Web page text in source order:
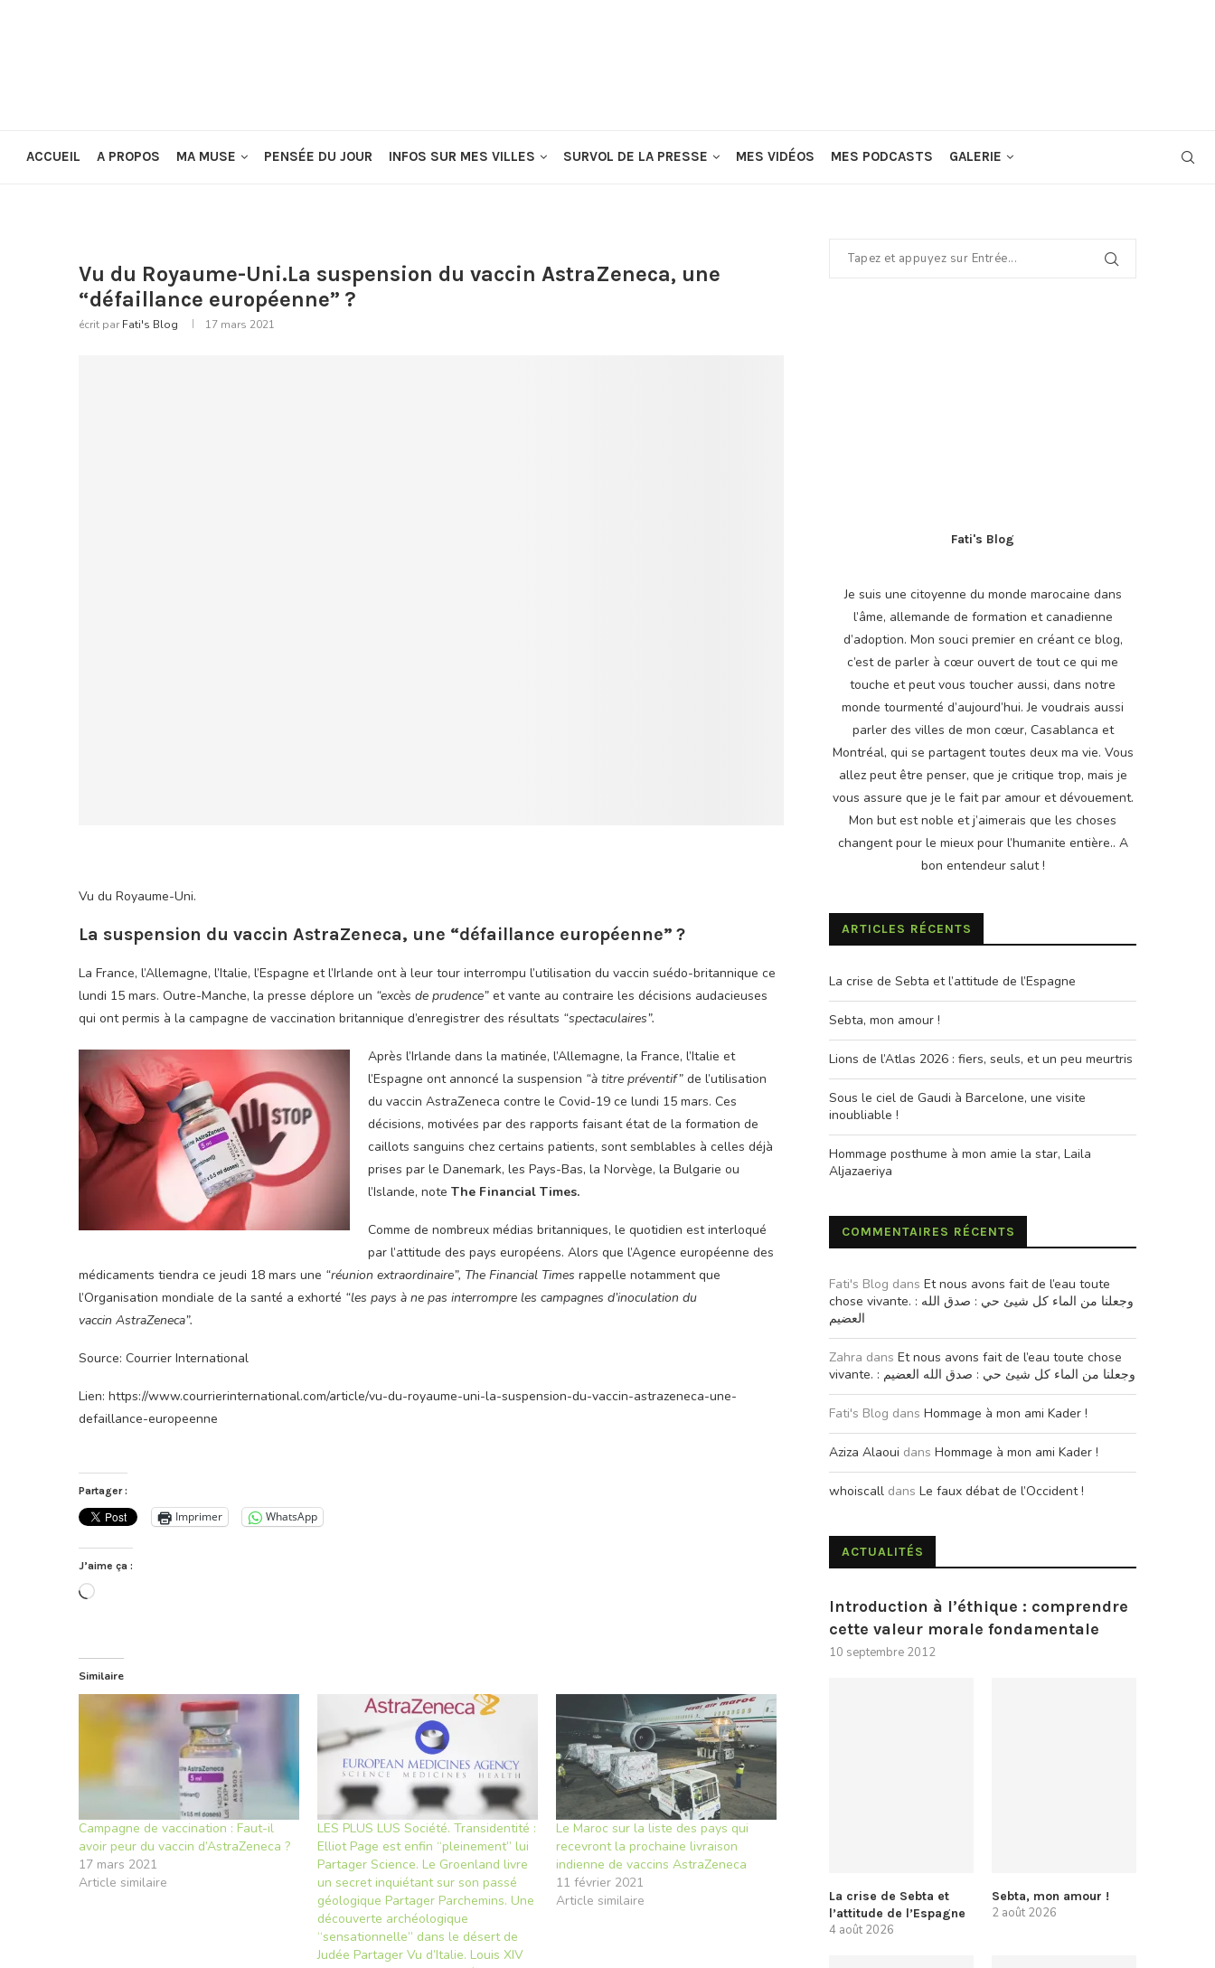
ACCUEIL A PROPOS MA MUSE PENSÉE DU JOUR INFOS SUR MES VILLES SURVOL DE LA PRESSE MES VIDÉOS MES PODCASTS GALERIE
Vu du Royaume-Uni.La suspension du vaccin AstraZeneca, une
“défaillance européenne” ?
écrit par Fati's Blog 17 mars 2021
Vu du Royaume-Uni.
La suspension du vaccin AstraZeneca, une “défaillance européenne” ?
La France, l’Allemagne, l’Italie, l’Espagne et l’Irlande ont à leur tour interrompu l’utilisation du vaccin suédo-britannique ce
lundi 15 mars. Outre-Manche, la presse déplore un “excès de prudence” et vante au contraire les décisions audacieuses
qui ont permis à la campagne de vaccination britannique d’enregistrer des résultats “spectaculaires”.
Après l’Irlande dans la matinée, l’Allemagne, la France, l’Italie et
l’Espagne ont annoncé la suspension “à titre préventif” de l’utilisation
du vaccin AstraZeneca contre le Covid-19 ce lundi 15 mars. Ces
décisions, motivées par des rapports faisant état de la formation de
caillots sanguins chez certains patients, sont semblables à celles déjà
prises par le Danemark, les Pays-Bas, la Norvège, la Bulgarie ou
l’Islande, note The Financial Times.
Comme de nombreux médias britanniques, le quotidien est interloqué
par l’attitude des pays européens. Alors que l’Agence européenne des
médicaments tiendra ce jeudi 18 mars une “réunion extraordinaire”, The Financial Times rappelle notamment que
l’Organisation mondiale de la santé a exhorté “les pays à ne pas interrompre les campagnes d’inoculation du
vaccin AstraZeneca”.
Source: Courrier International
Lien: https://www.courrierinternational.com/article/vu-du-royaume-uni-la-suspension-du-vaccin-astrazeneca-une-
defaillance-europeenne
Partager :
Imprimer WhatsApp
J’aime ça :
Chargement…
Similaire
Campagne de vaccination : Faut-il
avoir peur du vaccin d’AstraZeneca ?
17 mars 2021
Article similaire
LES PLUS LUS Société. Transidentité :
Elliot Page est enfin “pleinement” lui
Partager Science. Le Groenland livre
un secret inquiétant sur son passé
géologique Partager Parchemins. Une
découverte archéologique
“sensationnelle” dans le désert de
Judée Partager Vu d’Italie. Louis XIV
Le Maroc sur la liste des pays qui
recevront la prochaine livraison
indienne de vaccins AstraZeneca
11 février 2021
Article similaire
Fati's Blog
Je suis une citoyenne du monde marocaine dans
l’âme, allemande de formation et canadienne
d’adoption. Mon souci premier en créant ce blog,
c’est de parler à cœur ouvert de tout ce qui me
touche et peut vous toucher aussi, dans notre
monde tourmenté d’aujourd’hui. Je voudrais aussi
parler des villes de mon cœur, Casablanca et
Montréal, qui se partagent toutes deux ma vie. Vous
allez peut être penser, que je critique trop, mais je
vous assure que je le fait par amour et dévouement.
Mon but est noble et j’aimerais que les choses
changent pour le mieux pour l’humanite entière.. A
bon entendeur salut !
ARTICLES RÉCENTS
La crise de Sebta et l’attitude de l’Espagne
Sebta, mon amour !
Lions de l’Atlas 2026 : fiers, seuls, et un peu meurtris
Sous le ciel de Gaudi à Barcelone, une visite
inoubliable !
Hommage posthume à mon amie la star, Laila
Aljazaeriya
COMMENTAIRES RÉCENTS
Fati's Blog dans Et nous avons fait de l’eau toute
chose vivante. : وجعلنا من الماء كل شيئ حي : صدق الله
العضيم
Zahra dans Et nous avons fait de l’eau toute chose
vivante. : وجعلنا من الماء كل شيئ حي : صدق الله العضيم
Fati's Blog dans Hommage à mon ami Kader !
Aziza Alaoui dans Hommage à mon ami Kader !
whoiscall dans Le faux débat de l’Occident !
ACTUALITÉS
Introduction à l’éthique : comprendre
cette valeur morale fondamentale
10 septembre 2012
La crise de Sebta et
l’attitude de l’Espagne
4 août 2026
Sebta, mon amour !
2 août 2026